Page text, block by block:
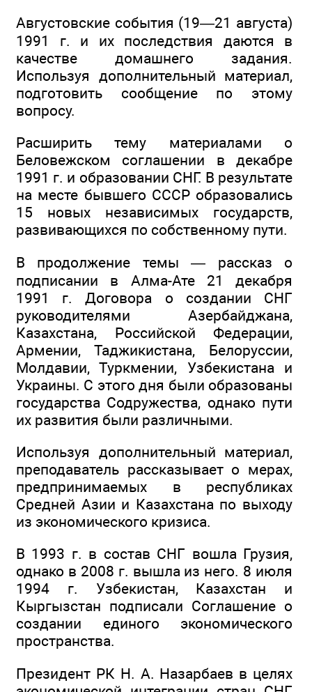
Августовские события (19—21 августа)
1991 г. и их последствия даются в
качестве домашнего задания.
Используя дополнительный материал,
подготовить сообщение по этому
вопросу.
Расширить тему материалами о
Беловежском соглашении в декабре
1991 г. и образовании СНГ. В результате
на месте бывшего СССР образовались
15 новых независимых государств,
развивающихся по собственному пути.
В продолжение темы — рассказ о
подписании в Алма-Ате 21 декабря
1991 г. Договора о создании СНГ
руководителями Азербайджана,
Казахстана, Российской Федерации,
Армении, Таджикистана, Белоруссии,
Молдавии, Туркмении, Узбекистана и
Украины. С этого дня были образованы
государства Содружества, однако пути
их развития были различными.
Используя дополнительный материал,
преподаватель рассказывает о мерах,
предпринимаемых в республиках
Средней Азии и Казахстана по выходу
из экономического кризиса.
В 1993 г. в состав СНГ вошла Грузия,
однако в 2008 г. вышла из него. 8 июля
1994 г. Узбекистан, Казахстан и
Кыргызстан подписали Соглашение о
создании единого экономического
пространства.
Президент РК Н. А. Назарбаев в целях